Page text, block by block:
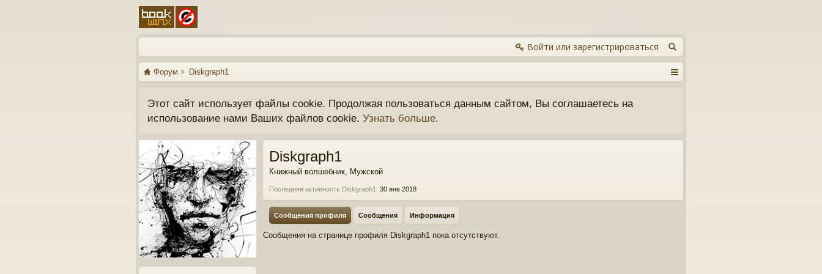
Войти или зарегистрироваться
Форум Diskgraph1
Этот сайт использует файлы cookie. Продолжая пользоваться данным сайтом, Вы соглашаетесь на
использование нами Ваших файлов cookie. Узнать больше.
Diskgraph1
Книжный волшебник, Мужской
Последняя активность Diskgraph1: 30 янв 2018
Сообщения профиля Сообщения Информация
Сообщения на странице профиля Diskgraph1 пока отсутствуют.